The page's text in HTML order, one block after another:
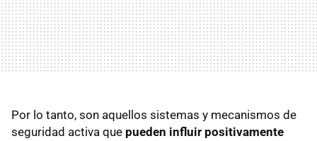
Por lo tanto, son aquellos sistemas y mecanismos de
seguridad activa que pueden influir positivamente